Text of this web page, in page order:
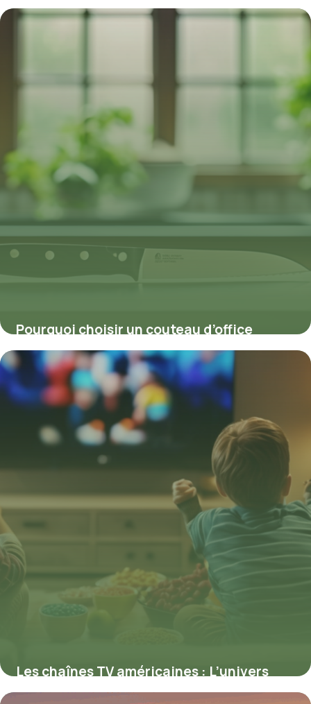
ludique de l’apprentissage des couleurs
Pourquoi choisir un couteau d’office
japonais pour sublimer votre cuisine ?
11 juillet 2025
Les chaînes TV américaines : L’univers
médiatique qui façonne le divertissement